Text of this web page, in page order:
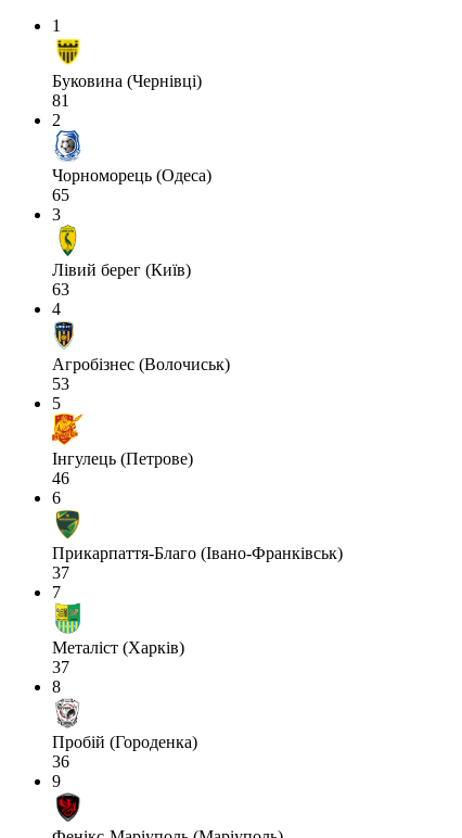
1
Буковина (Чернівці)
81
2
Чорноморець (Одеса)
65
3
Лівий берег (Київ)
63
4
Агробізнес (Волочиськ)
53
5
Інгулець (Петрове)
46
6
Прикарпаття-Благо (Івано-Франківськ)
37
7
Металіст (Харків)
37
8
Пробій (Городенка)
36
9